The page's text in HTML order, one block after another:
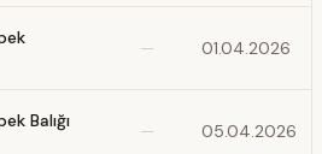
— 01.04.2026
Balığı
— 05.04.2026